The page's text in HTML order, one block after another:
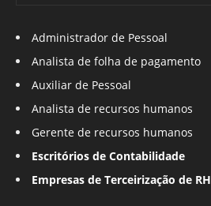
Administrador de Pessoal
Analista de folha de pagamento
Auxiliar de Pessoal
Analista de recursos humanos
Gerente de recursos humanos
Escritórios de Contabilidade
Empresas de Terceirização de RH